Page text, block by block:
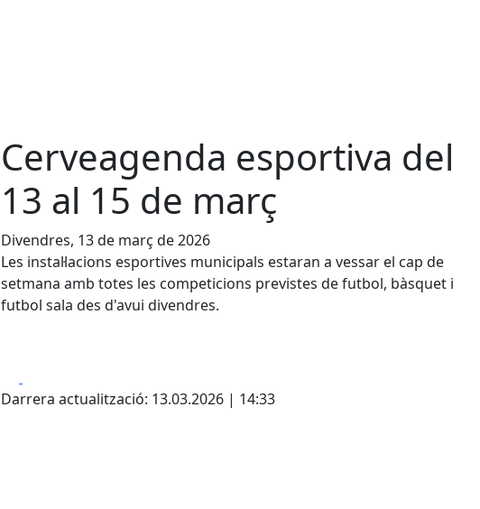
Cerveagenda esportiva del
13 al 15 de març
Divendres, 13 de març de 2026
Les instal·lacions esportives municipals estaran a vessar el cap de
setmana amb totes les competicions previstes de futbol, bàsquet i
futbol sala des d'avui divendres.
Darrera actualització: 13.03.2026 | 14:33